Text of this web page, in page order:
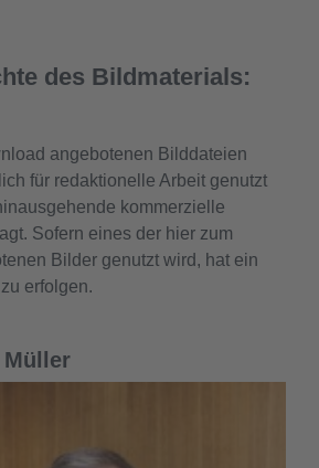
des Bildmaterials:
angebotenen Bilddateien
für redaktionelle Arbeit genutzt
kommerzielle
Sofern eines der hier zum
Bilder genutzt wird, hat ein
erfolgen.
Müller